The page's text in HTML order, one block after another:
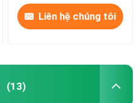
Liên hệ chúng tôi
(13)